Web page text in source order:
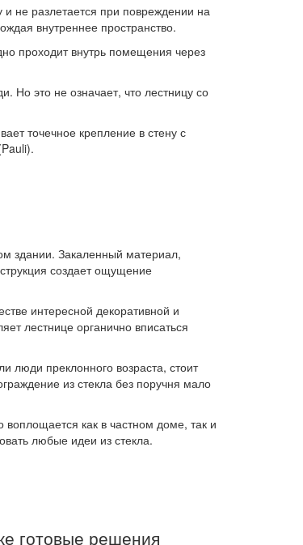
не разлетается при повреждении на
внутреннее пространство.
проходит внутрь помещения через
Но это не означает, что лестницу со
точечное крепление в стену с
здании. Закаленный материал,
создает ощущение
интересной декоративной и
лестнице органично вписаться
люди преклонного возраста, стоит
из стекла без поручня мало
как в частном доме, так и
любые идеи из стекла.
готовые решения